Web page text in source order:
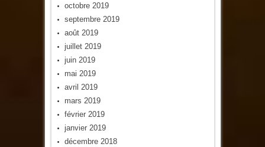
octobre 2019
septembre 2019
août 2019
juillet 2019
juin 2019
mai 2019
avril 2019
mars 2019
février 2019
janvier 2019
décembre 2018